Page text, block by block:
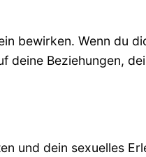
bewirken. Wenn du
deine Beziehungen,
und dein sexuelles